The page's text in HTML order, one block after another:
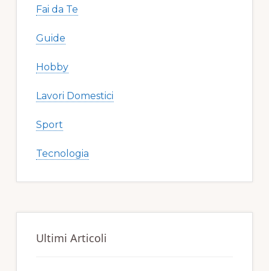
Fai da Te
Guide
Hobby
Lavori Domestici
Sport
Tecnologia
Ultimi Articoli